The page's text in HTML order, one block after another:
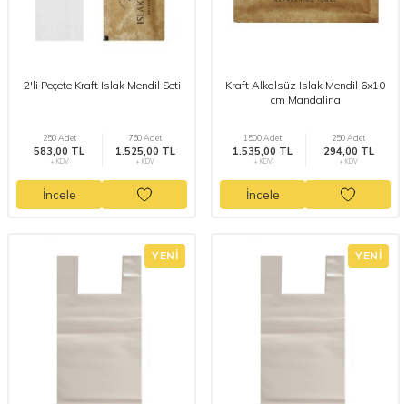
2'li Peçete Kraft Islak Mendil Seti
250 Adet
583,00 TL
+ KDV
750 Adet
1.525,00 TL
+ KDV
İncele
Kraft Alkolsüz Islak Mendil 6x10
cm Mandalina
1500 Adet
1.535,00 TL
+ KDV
250 Adet
294,00 TL
+ KDV
İncele
YENI YENI